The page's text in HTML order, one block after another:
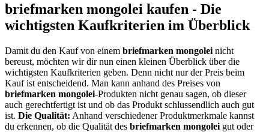
briefmarken mongolei kaufen - Die
wichtigsten Kaufkriterien im Überblick
Damit du den Kauf von einem briefmarken mongolei nicht
bereust, möchten wir dir nun einen kleinen Überblick über die
wichtigsten Kaufkriterien geben. Denn nicht nur der Preis beim
Kauf ist entscheidend. Man kann anhand des Preises von
briefmarken mongolei-Produkten nicht genau sagen, ob dieser
auch gerechtfertigt ist und ob das Produkt schlussendlich auch gut
ist. Die Qualität: Anhand verschiedener Produktmerkmale kannst
du erkennen, ob die Qualität des briefmarken mongolei gut oder